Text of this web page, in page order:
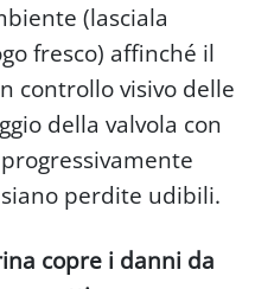
(lasciala
fresco) affinché il
controllo visivo delle
della valvola con
perdite udibili.
copre i danni da